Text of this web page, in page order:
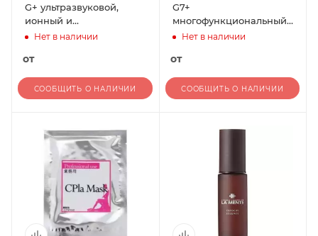
G+ ультразвуковой,
ионный и
инфракрасный прибор
Нет в наличии
от
СООБЩИТЬ О НАЛИЧИИ
G7+
многофункциональный
косметический аппарат
Нет в наличии
от
СООБЩИТЬ О НАЛИЧИИ